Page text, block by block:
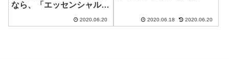
なら、「エッセンシャル思
2020.06.20 2020.06.18 2020.06.20